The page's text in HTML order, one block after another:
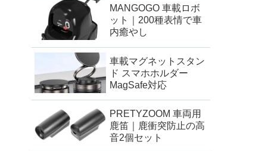
MANGOGO 車載ロボ
ット｜200種表情で車
内癒やし
車載マグネットスタン
ド スマホホルダー
MagSafe対応
PRETYZOOM 車両用
鹿笛｜鹿衝突防止の高
音2個セット